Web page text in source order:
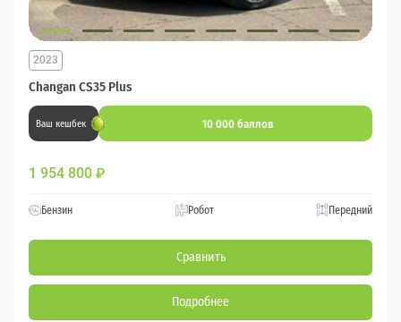
Changan CS35 Plus
2023
Ваш кешбек 10 000 баллов
1 954 800 ₽
Бензин Робот Передний
Сравнить
Подробнее